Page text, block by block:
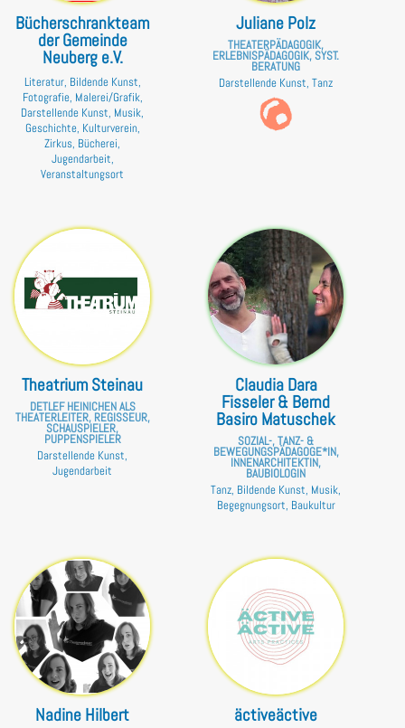
Bücherschrankteam
der Gemeinde
Neuberg e.V.
Literatur, Bildende Kunst,
Fotografie, Malerei/Grafik,
Darstellende Kunst, Musik,
Geschichte, Kulturverein,
Zirkus, Bücherei,
Jugendarbeit,
Veranstaltungsort
Juliane Polz
THEATERPÄDAGOGIK,
ERLEBNISPÄDAGOGIK, SYST.
BERATUNG
Darstellende Kunst, Tanz
Theatrium Steinau
DETLEF HEINICHEN ALS
THEATERLEITER, REGISSEUR,
SCHAUSPIELER,
PUPPENSPIELER
Darstellende Kunst,
Jugendarbeit
Claudia Dara
Fisseler & Bernd
Basiro Matuschek
SOZIAL-, TANZ- &
BEWEGUNGSPÄDAGOGE*IN,
INNENARCHITEKTIN,
BAUBIOLOGIN
Tanz, Bildende Kunst, Musik,
Begegnungsort, Baukultur
Nadine Hilbert äctiveäctive